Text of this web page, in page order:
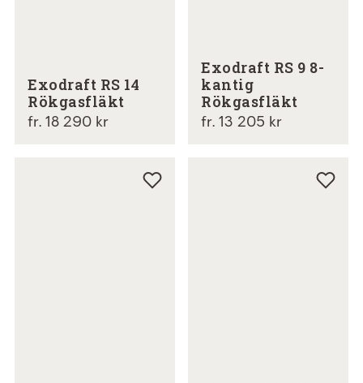
Exodraft RS 14
Rökgasfläkt
fr. 18 290 kr
Exodraft RS 9 8-
kantig
Rökgasfläkt
fr. 13 205 kr